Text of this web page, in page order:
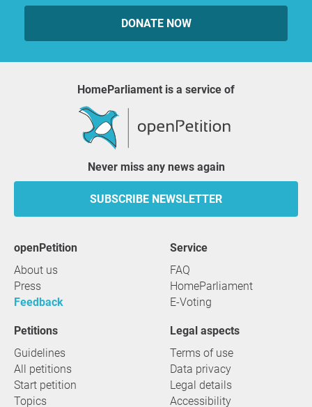
DONATE NOW
HomeParliament is a service of
Never miss any news again
SUBSCRIBE NEWSLETTER
openPetition
About us
Press
Feedback
service
FAQ
HomeParliament
E-Voting
Petitions
Guidelines
All petitions
Start petition
Topics
Legal aspects
Terms of use
Data privacy
Legal details
Accessibility